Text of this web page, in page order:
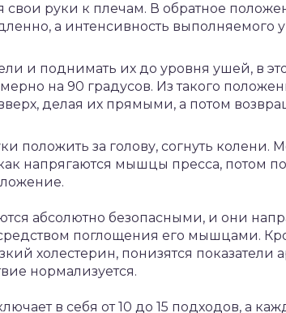
свои руки к плечам. В обратное
а интенсивность выполняемого
и поднимать их до уровня ушей, в
на 90 градусов. Из такого
делая их прямыми, а потом
положить за голову, согнуть колени.
как напрягаются мышцы пресса, потом
абсолютно безопасными, и они
поглощения его мышцами.
холестерин, понизятся показатели
нормализуется.
в себя от 10 до 15 подходов, а